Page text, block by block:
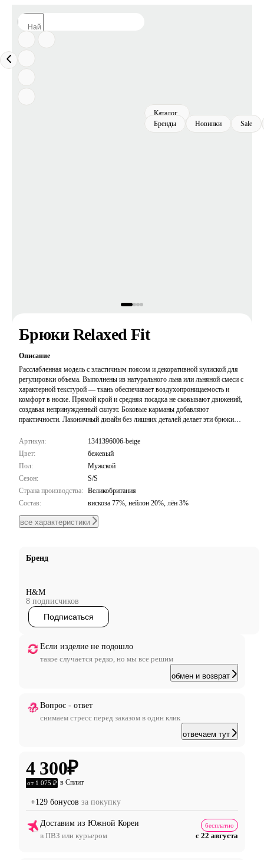
Каталог
Бренды
Новинки Sale
Брюки Relaxed Fit
Описание
Расслабленная модель с эластичным поясом и декоративной кулиской для
регулировки объема. Выполнены из натурального льна или льняной смеси с
характерной текстурой — ткань обеспечивает воздухопроницаемость и
комфорт в носке. Прямой крой и средняя посадка не сковывают движений,
создавая непринужденный силуэт. Боковые карманы добавляют
практичности. Лаконичный дизайн без лишних деталей делает эти брюки
сочетаются с футболками, рубашками и легкими кардиганами.
Артикул:
1341396006-beige
Цвет:
бежевый
Пол:
Мужской
Сезон:
S/S
Страна производства: Великобритания
Состав:
вискоза 77%, нейлон 20%, лён 3%
все характеристики
Бренд
H&M
8 подписчиков
Подписаться
Если изделие не подошло
такое случается редко, но мы все решим
обмен и возврат
Вопрос - ответ
снимаем стресс перед заказом в один клик
отвечаем тут
4 300₽
от 1 075 ₽ в Сплит
+129 бонусов за покупку
Доставим из Южной Кореи
в ПВЗ или курьером
бесплатно
с 22 августа